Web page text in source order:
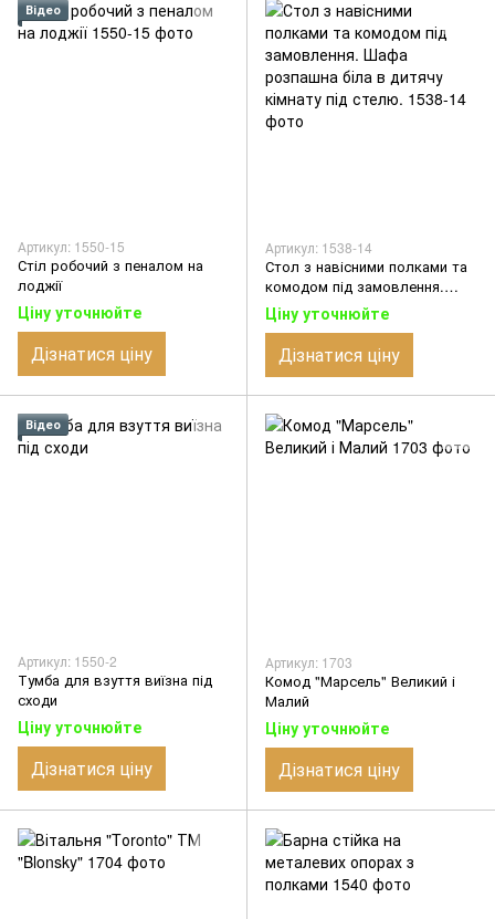
Відео
Артикул: 1550-15
Стіл робочий з пеналом на
лоджії
Ціну уточнюйте
Дізнатися ціну
Артикул: 1538-14
Стол з навісними полками та
комодом під замовлення.
Шафа розпашна біла в дитячу
кімнату під стелю.
Ціну уточнюйте
Дізнатися ціну
Відео
Артикул: 1550-2
Тумба для взуття виїзна під
сходи
Ціну уточнюйте
Дізнатися ціну
Артикул: 1703
Комод "Марсель" Великий і
Малий
Ціну уточнюйте
Дізнатися ціну